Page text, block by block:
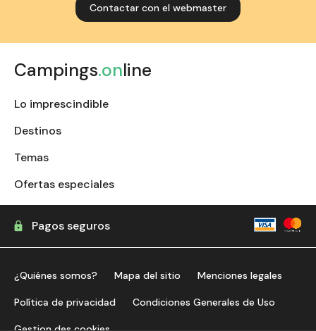
Contactar con el webmaster
Campings.online
Lo imprescindible
Destinos
Temas
Ofertas especiales
Pagos seguros
¿Quiénes somos? Mapa del sitio Menciones legales
Política de privacidad Condiciones Generales de Uso